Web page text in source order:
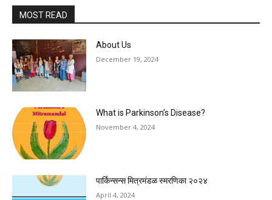
MOST READ
About Us
December 19, 2024
What is Parkinson’s Disease?
November 4, 2024
पार्किन्सन्स मित्रमंडळ स्मरणिका २०२४
April 4, 2024